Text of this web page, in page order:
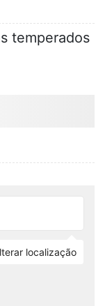
temperados